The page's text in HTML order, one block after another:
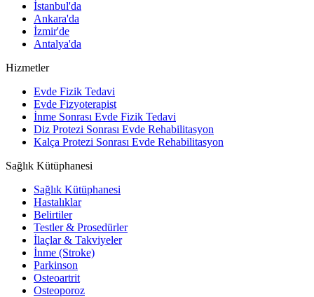
İstanbul'da
Ankara'da
İzmir'de
Antalya'da
Hizmetler
Evde Fizik Tedavi
Evde Fizyoterapist
İnme Sonrası Evde Fizik Tedavi
Diz Protezi Sonrası Evde Rehabilitasyon
Kalça Protezi Sonrası Evde Rehabilitasyon
Sağlık Kütüphanesi
Sağlık Kütüphanesi
Hastalıklar
Belirtiler
Testler & Prosedürler
İlaçlar & Takviyeler
İnme (Stroke)
Parkinson
Osteoartrit
Osteoporoz